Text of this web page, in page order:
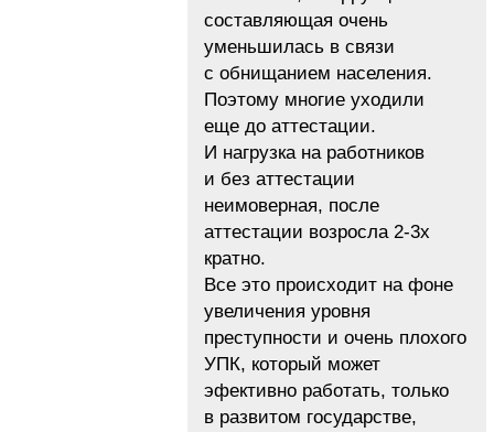
составляющая очень
уменьшилась в связи
с обнищанием населения.
Поэтому многие уходили
еще до аттестации.
И нагрузка на работников
и без аттестации
неимоверная, после
аттестации возросла 2-3х
кратно.
Все это происходит на фоне
увеличения уровня
преступности и очень плохого
УПК, который может
эфективно работать, только
в развитом государстве,